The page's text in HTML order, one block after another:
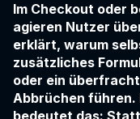
Im Checkout oder
agieren Nutzer
erklärt, warum
zusätzliches
oder ein
Abbrüchen führen.